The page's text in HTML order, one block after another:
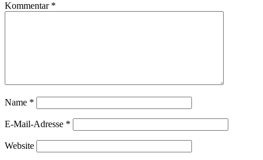
Kommentar *
Name *
E-Mail-Adresse *
Website